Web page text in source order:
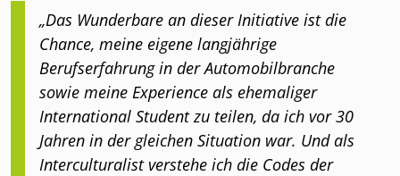
„Das Wunderbare an dieser Initiative ist die
Chance, meine eigene langjährige
Berufserfahrung in der Automobilbranche
sowie meine Experience als ehemaliger
International Student zu teilen, da ich vor 30
Jahren in der gleichen Situation war. Und als
Interculturalist verstehe ich die Codes der